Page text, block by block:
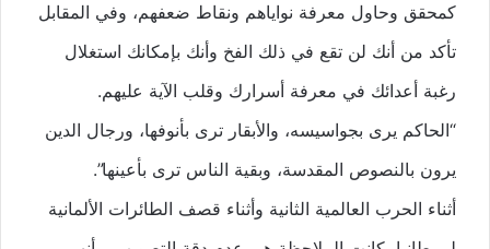
كمحقق وحاول معرفة نواياهم ونقاط ضعفهم، وفي المقابل
تأكد من أنك لن تقع في ذلك الفخ وأنك بإمكانك استغلال
رغبة أعدائك في معرفة أسرارك وقلب الآية عليهم.
“الحاكم يرى بجواسيسه، والأبقار ترى بأنوفها، ورجال الدين
يرون بالنصوص المقدسة، وبقية الناس ترى بأعينها”.
أثناء الحرب العالمية الثانية وأثناء قصف الطائرات الألمانية